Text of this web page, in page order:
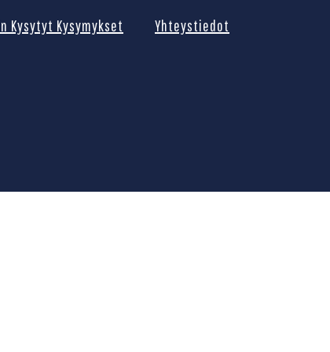
Kysytyt Kysymykset Yhteystiedot